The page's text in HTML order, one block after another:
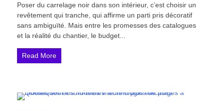
Poser du carrelage noir dans son intérieur, c’est choisir un
revêtement qui tranche, qui affirme un parti pris décoratif
sans ambiguïté. Mais entre les promesses des catalogues
et la réalité du chantier, le budget...
Read More